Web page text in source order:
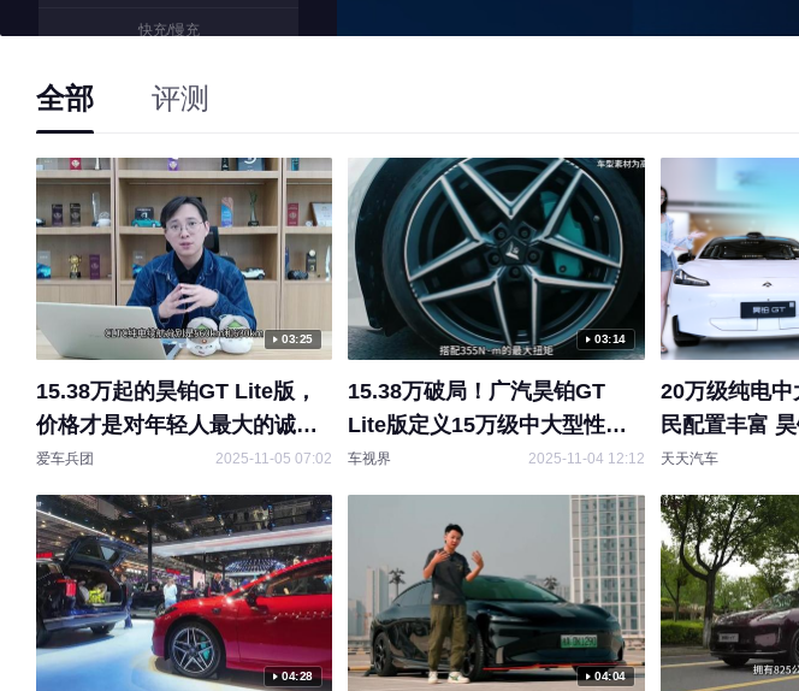
快充/慢充
20-30万车型中销量排名
在中大型车中的排名 No. 39
占昊铂市场份额排名 No.4
全部 评测
03:25
15.38万起的昊铂GT Lite版，
价格才是对年轻人最大的诚
意！
爱车兵团 2025-11-05 07:02
03:14
15.38万破局！广汽昊铂GT
Lite版定义15万级中大型性能
轿跑新标杆
车视界 2025-11-04 12:12
20万级纯电
民配置丰富
选？
天天汽车
04:28 04:04